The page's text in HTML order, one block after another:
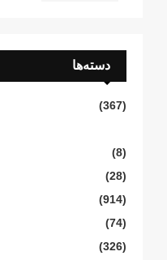
دسته‌ها
(367)
(8)
(28)
(914)
(74)
(326)